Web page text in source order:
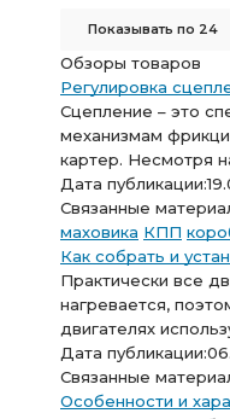
Показывать по 24
Обзоры товаров
Регулировка
Сцепление – это
механизмам
картер. Несмотря
Дата публикации:
Связанные
маховика КПП
Как собрать и
Практически все
нагревается,
двигателях
Дата публикации:
Связанные
Особенности и